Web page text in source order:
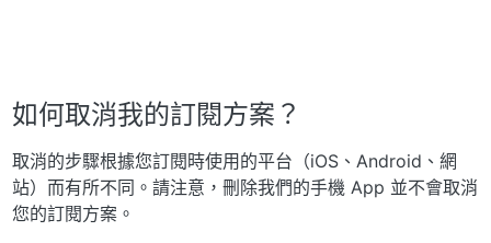
如何取消我的訂閱方案？
取消的步驟根據您訂閱時使用的平台（iOS、Android、網
站）而有所不同。請注意，刪除我們的手機 App 並不會取消
您的訂閱方案。